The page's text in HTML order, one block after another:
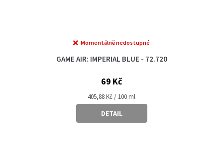
GAME AIR: IMPERIAL BLUE - 72.720
Momentálně nedostupné
69 Kč
Měrná
cena:
405,88 Kč / 100 ml
DETAIL